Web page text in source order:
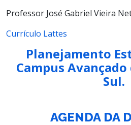
Professor José Gabriel Vieira
Currículo Lattes
Planejamento
Campus Avançado
Sul.
AGENDA DA